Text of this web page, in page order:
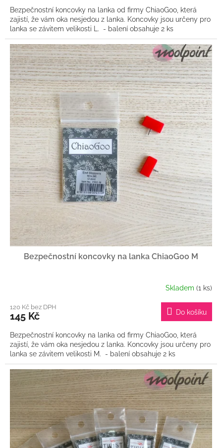
Bezpečnostní koncovky na lanka od firmy ChiaoGoo, která
zajistí, že vám oka nesjedou z lanka. Koncovky jsou určeny pro
lanka se závitem velikosti L. - balení obsahuje 2 ks
Bezpečnostní koncovky na lanka ChiaoGoo M
Skladem (1 ks)
120 Kč bez DPH
145 Kč Do košíku
Bezpečnostní koncovky na lanka od firmy ChiaoGoo, která
zajistí, že vám oka nesjedou z lanka. Koncovky jsou určeny pro
lanka se závitem velikosti M. - balení obsahuje 2 ks